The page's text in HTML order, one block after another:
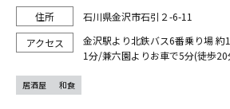
石川県金沢市石引２-6-11
金沢駅より北鉄バス6番乗り場
1分/兼六園よりお車で5分(徒歩
居酒屋 和食